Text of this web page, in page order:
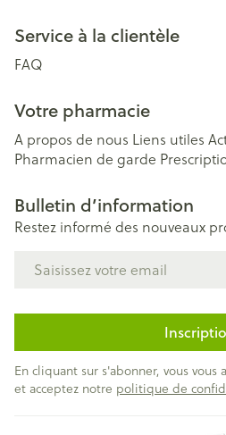
Service à la clientèle
FAQ
Votre pharmacie
A propos de nous Liens utiles
Pharmacien de garde
Bulletin d’information
Restez informé des nouveaux
En cliquant sur s'abonner, vous
et acceptez notre politique de